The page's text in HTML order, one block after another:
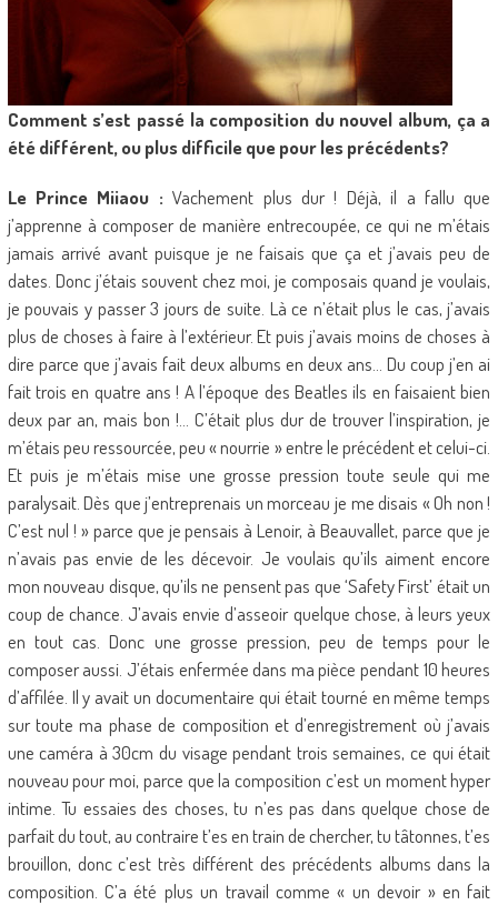
Comment s’est passé la composition du nouvel album, ça a
été différent, ou plus difficile que pour les précédents?
Le Prince Miiaou : Vachement plus dur ! Déjà, il a fallu que
j’apprenne à composer de manière entrecoupée, ce qui ne m’étais
jamais arrivé avant puisque je ne faisais que ça et j’avais peu de
dates. Donc j’étais souvent chez moi, je composais quand je voulais,
je pouvais y passer 3 jours de suite. Là ce n’était plus le cas, j’avais
plus de choses à faire à l’extérieur. Et puis j’avais moins de choses à
dire parce que j’avais fait deux albums en deux ans… Du coup j’en ai
fait trois en quatre ans ! A l’époque des Beatles ils en faisaient bien
deux par an, mais bon !… C’était plus dur de trouver l’inspiration, je
m’étais peu ressourcée, peu « nourrie » entre le précédent et celui-ci.
Et puis je m’étais mise une grosse pression toute seule qui me
paralysait. Dès que j’entreprenais un morceau je me disais « Oh non !
C’est nul ! » parce que je pensais à Lenoir, à Beauvallet, parce que je
n’avais pas envie de les décevoir. Je voulais qu’ils aiment encore
mon nouveau disque, qu’ils ne pensent pas que ‘Safety First’ était un
coup de chance. J’avais envie d’asseoir quelque chose, à leurs yeux
en tout cas. Donc une grosse pression, peu de temps pour le
composer aussi. J’étais enfermée dans ma pièce pendant 10 heures
d’affilée. Il y avait un documentaire qui était tourné en même temps
sur toute ma phase de composition et d’enregistrement où j’avais
une caméra à 30cm du visage pendant trois semaines, ce qui était
nouveau pour moi, parce que la composition c’est un moment hyper
intime. Tu essaies des choses, tu n’es pas dans quelque chose de
parfait du tout, au contraire t’es en train de chercher, tu tâtonnes, t’es
brouillon, donc c’est très différent des précédents albums dans la
composition. C’a été plus un travail comme « un devoir » en fait